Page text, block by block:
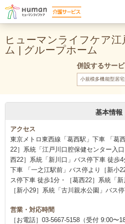
ヒューマンライフケア江
ム | グループホーム
併設するサー
小規模多機能型居
基本情報
アクセス
東京メトロ東西線「葛西駅」下車 「葛
22］系統「江戸川口腔保健センター入
西22］系統「新川口」バス停下車 徒歩4
下車 「一之江駅前」バス停より［新小
ス停下車 徒歩1分・［葛西22］系統「
［新小29］系統「古川親水公園」バス
営業・対応時間
［お電話］03-5667-5158（受付 9:00〜